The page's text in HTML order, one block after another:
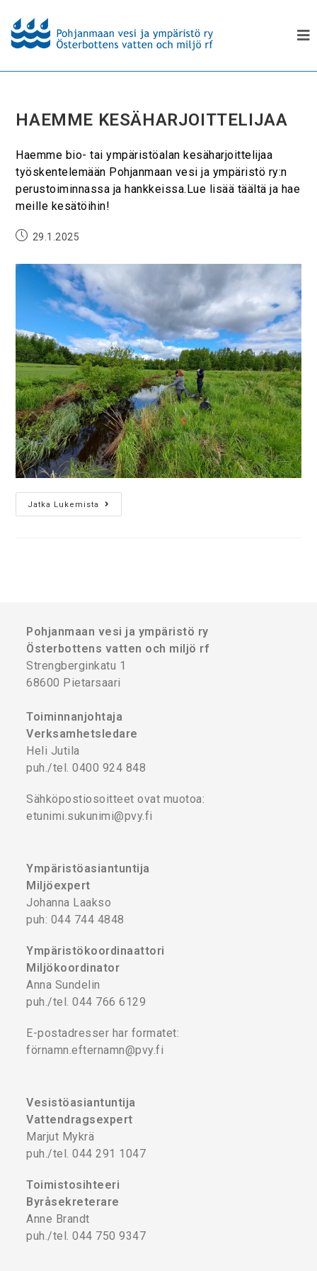
HAEMME KESÄHARJOITTELIJAA
Haemme bio- tai ympäristöalan kesäharjoittelijaa
työskentelemään Pohjanmaan vesi ja ympäristö ry:n
perustoiminnassa ja hankkeissa.Lue lisää täältä ja hae
meille kesätöihin!
29.1.2025
Jatka Lukemista
Pohjanmaan vesi ja ympäristö ry
Österbottens vatten och miljö rf
Strengberginkatu 1
68600 Pietarsaari
Toiminnanjohtaja
Verksamhetsledare
Heli Jutila
puh./tel. 0400 924 848
Sähköpostiosoitteet ovat muotoa:
etunimi.sukunimi@pvy.fi
Ympäristöasiantuntija
Miljöexpert
Johanna Laakso
puh: 044 744 4848
Ympäristökoordinaattori
Miljökoordinator
Anna Sundelin
puh./tel. 044 766 6129
E-postadresser har formatet:
förnamn.efternamn@pvy.fi
Vesistöasiantuntija
Vattendragsexpert
Marjut Mykrä
puh./tel. 044 291 1047
Toimistosihteeri
Byråsekreterare
Anne Brandt
puh./tel. 044 750 9347